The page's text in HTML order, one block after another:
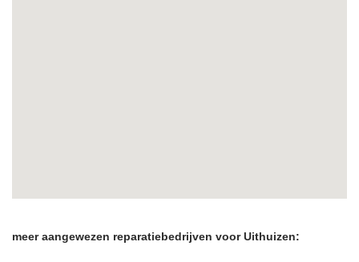
meer aangewezen reparatiebedrijven voor Uithuizen: